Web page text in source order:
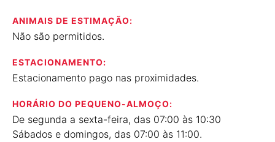
ANIMAIS DE ESTIMAÇÃO:
Não são permitidos.
ESTACIONAMENTO:
Estacionamento pago nas proximidades.
HORÁRIO DO PEQUENO-ALMOÇO:
De segunda a sexta-feira, das 07:00 às 10:30
Sábados e domingos, das 07:00 às 11:00.